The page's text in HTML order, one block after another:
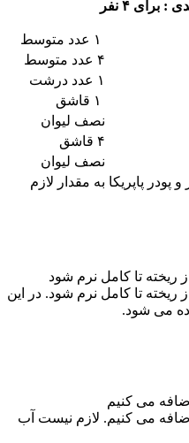
۴ نفر
۴ عدد متوسط
۱ عدد درشت
نصف لیوان
۴ قاشق
نصف لیوان
پودر پاپریکا به مقدار لازم
ریخته تا کامل نرم شود
ریخته تا کامل نرم شود. در این
می شود.
می کنیم
می کنیم. لازم نیست آب